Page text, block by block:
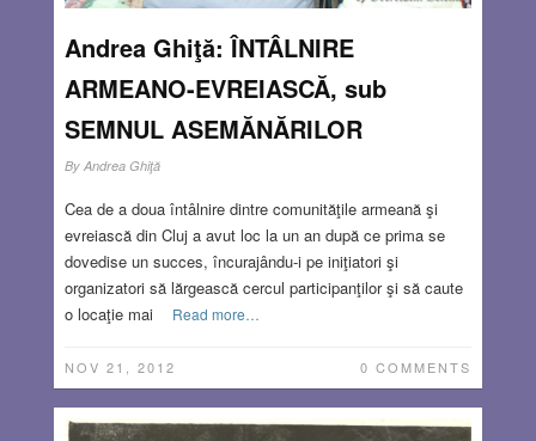
Andrea Ghiţă: ÎNTÂLNIRE
ARMEANO-EVREIASCĂ, sub
SEMNUL ASEMĂNĂRILOR
By Andrea Ghiţă
Cea de a doua întâlnire dintre comunităţile armeană şi
evreiască din Cluj a avut loc la un an după ce prima se
dovedise un succes, încurajându-i pe iniţiatori şi
organizatori să lărgească cercul participanţilor şi să caute
o locaţie mai
Read more…
NOV 21, 2012 0 COMMENTS